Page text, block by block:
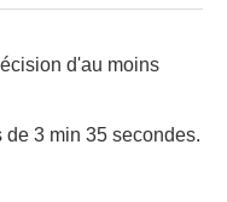
d'au moins
3 min 35 secondes.